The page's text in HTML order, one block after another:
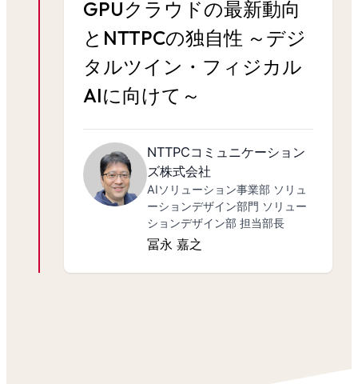
GPUクラウドの最新動向
とNTTPCの独自性 ～デジ
タルツイン・フィジカル
AIに向けて～
NTTPCコミュニケーション
ズ株式会社
AIソリューション事業部 ソリュ
ーションデザイン部門 ソリュー
ションデザイン部 担当部長
冨永 嘉之